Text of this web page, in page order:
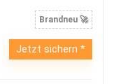
Brandneu 🚀
Jetzt sichern